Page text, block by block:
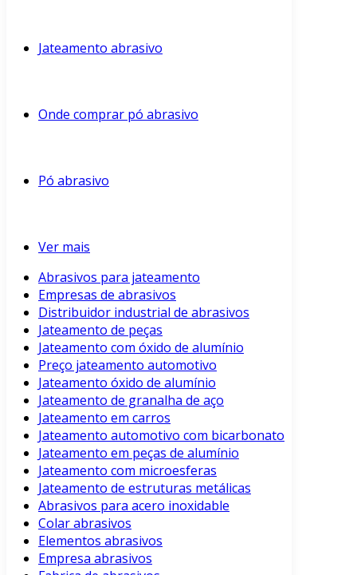
Jateamento abrasivo
Onde comprar pó abrasivo
Pó abrasivo
Ver mais
Abrasivos para jateamento
Empresas de abrasivos
Distribuidor industrial de abrasivos
Jateamento de peças
Jateamento com óxido de alumínio
Preço jateamento automotivo
Jateamento óxido de alumínio
Jateamento de granalha de aço
Jateamento em carros
Jateamento automotivo com bicarbonato
Jateamento em peças de alumínio
Jateamento com microesferas
Jateamento de estruturas metálicas
Abrasivos para acero inoxidable
Colar abrasivos
Elementos abrasivos
Empresa abrasivos